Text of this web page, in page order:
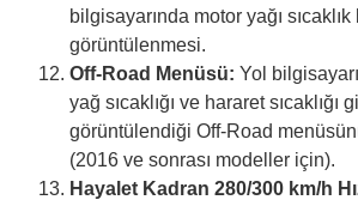
bilgisayarında motor yağı
görüntülenmesi.
Off-Road Menüsü: Yol
yağ sıcaklığı ve hararet sıcaklığı
görüntülendiği Off-Road
(2016 ve sonrası modeller için).
Hayalet Kadran 280/300 km/h